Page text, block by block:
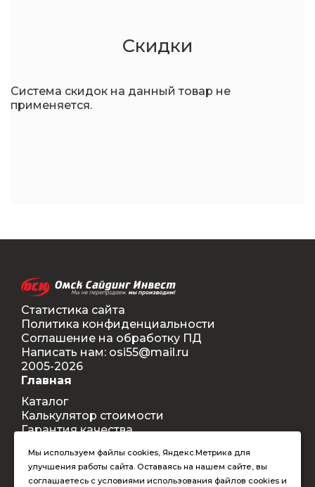
Скидки
Система скидок на данный товар не
применяется.
Статистика сайта
Политика конфиденциальности
Соглашение на обработку ПД
Написать нам: osi55@mail.ru
2005-2026
Главная
Каталог
Калькулятор стоимости
Гарантия качества
Контакты
Покупателям
Мы используем файлы cookies, Яндекс.Метрика для
улучшения работы сайта. Оставаясь на нашем сайте, вы
соглашаетесь с условиями использования файлов cookies и